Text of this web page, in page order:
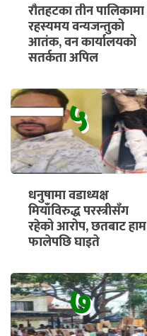
रौतहटका तीन पालिकामा
रहस्यमय वन्यजन्तुको
आतंक, वन कार्यालयको
सतर्कता अपिल
५
धनुषामा वडाध्यक्ष
मियाँविरुद्ध परस्त्रीसँग
रहेको आरोप, छतबाट हाम
फालेपछि घाइते
७